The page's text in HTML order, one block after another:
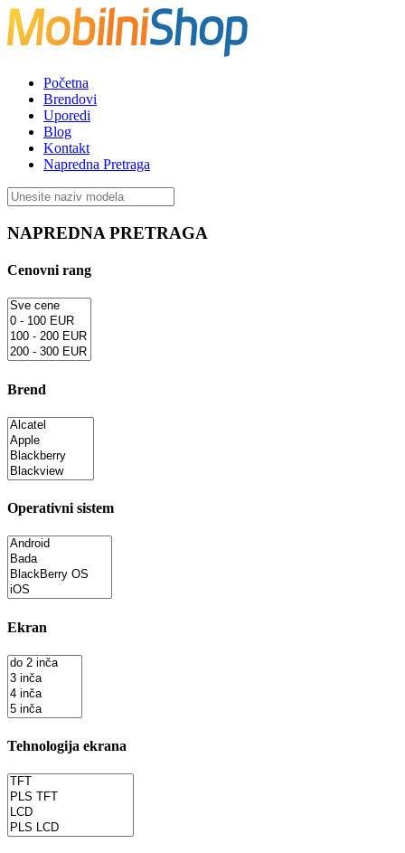
Početna
Brendovi
Uporedi
Blog
Kontakt
Napredna Pretraga
NAPREDNA PRETRAGA
Cenovni rang
Brend
Operativni sistem
Ekran
Tehnologija ekrana